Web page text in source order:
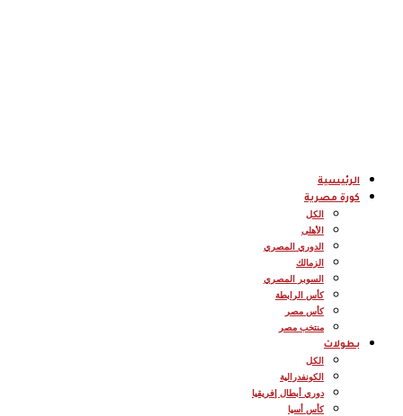
الرئيسية
كورة مصرية
الكل
الأهلى
الدوري المصري
الزمالك
السوبر المصري
كأس الرابطة
كأس مصر
منتخب مصر
بطولات
الكل
الكونفدرالية
دوري أبطال إفريقيا
كأس أسيا